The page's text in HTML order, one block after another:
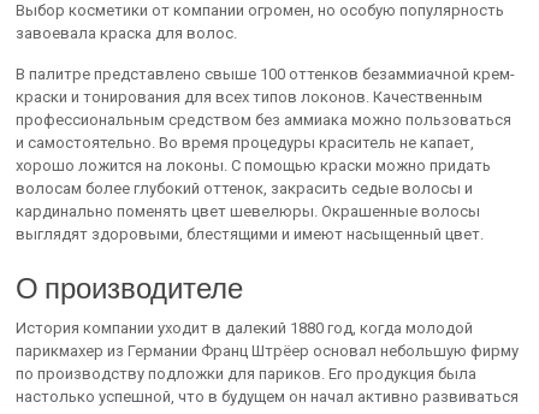
Выбор косметики от компании огромен, но особую популярность
завоевала краска для волос.
В палитре представлено свыше 100 оттенков безаммиачной крем-
краски и тонирования для всех типов локонов. Качественным
профессиональным средством без аммиака можно пользоваться
и самостоятельно. Во время процедуры краситель не капает,
хорошо ложится на локоны. С помощью краски можно придать
волосам более глубокий оттенок, закрасить седые волосы и
кардинально поменять цвет шевелюры. Окрашенные волосы
выглядят здоровыми, блестящими и имеют насыщенный цвет.
О производителе
История компании уходит в далекий 1880 год, когда молодой
парикмахер из Германии Франц Штрёер основал небольшую фирму
по производству подложки для париков. Его продукция была
настолько успешной, что в будущем он начал активно развиваться